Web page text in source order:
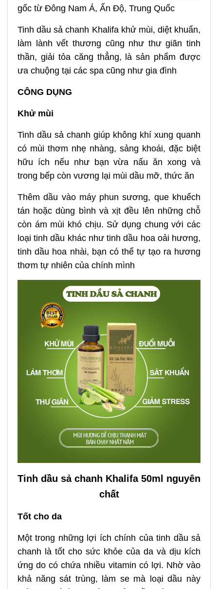
gốc từ Đông Nam Á, Ấn Độ, Trung Quốc
Tinh dầu sả chanh Khalifa khử mùi, diệt khuẩn,
làm lành vết thương cũng như thư giãn tinh
thần, giải tỏa căng thẳng, là sản phẩm được
ưa chuộng tại các spa cũng như gia đình
CÔNG DỤNG
Khử mùi
Tinh dầu sả chanh giúp không khí xung quanh
có mùi thơm nhẹ nhàng, sảng khoái, đặc biệt
hữu ích nếu như bạn vừa nấu ăn xong và
trong bếp còn vương lại mùi dầu mỡ, thức ăn
Thêm dầu vào máy phun sương, que khuếch
tán hoặc dùng bình và xịt đều lên những chỗ
còn ám mùi khó chịu. Sử dụng chung với các
loại tinh dầu khác như tinh dầu hoa oải hương,
tinh dầu hoa nhài, bạn có thể tự tạo ra hương
thơm tự nhiên của chính mình
Tinh dầu sả chanh Khalifa 50ml nguyên
chất
Tốt cho da
Một trong những lợi ích chính của tinh dầu sả
chanh là tốt cho sức khỏe của da và dịu kích
ứng do có chứa nhiều vitamin có lợi. Nhờ vào
khả năng sát trùng, làm se mà loại dầu này